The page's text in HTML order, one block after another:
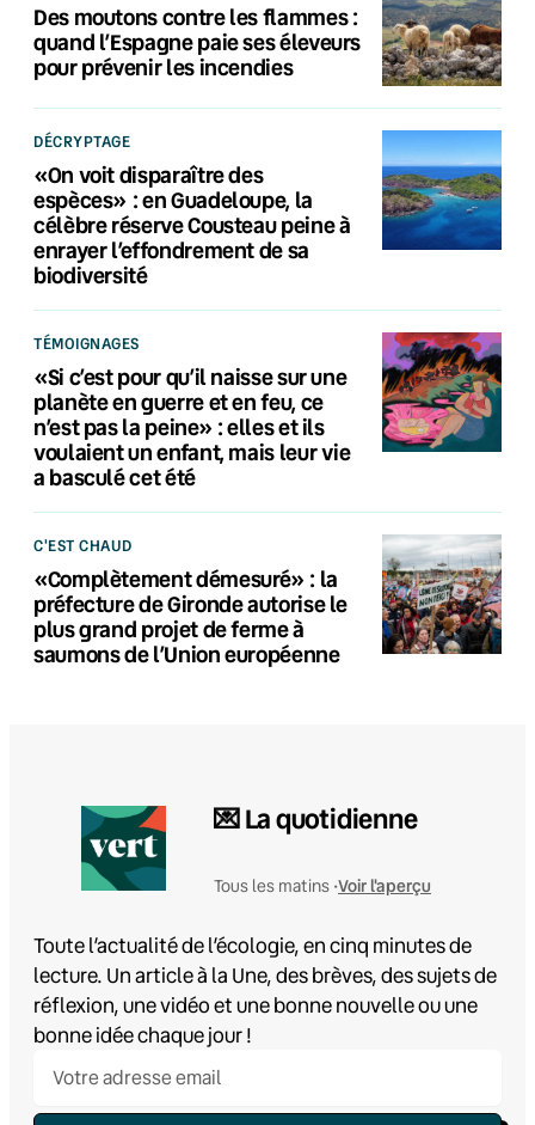
Des moutons contre les flammes :
quand l’Espagne paie ses éleveurs
pour prévenir les incendies
DÉCRYPTAGE
«On voit disparaître des
espèces» : en Guadeloupe, la
célèbre réserve Cousteau peine à
enrayer l’effondrement de sa
biodiversité
TÉMOIGNAGES
«Si c’est pour qu’il naisse sur une
planète en guerre et en feu, ce
n’est pas la peine» : elles et ils
voulaient un enfant, mais leur vie
a basculé cet été
C'EST CHAUD
«Complètement démesuré» : la
préfecture de Gironde autorise le
plus grand projet de ferme à
saumons de l’Union européenne
💌 La quotidienne
Tous les matins •Voir l'aperçu
Toute l’actualité de l’écologie, en cinq minutes de
lecture. Un article à la Une, des brèves, des sujets de
réflexion, une vidéo et une bonne nouvelle ou une
bonne idée chaque jour !